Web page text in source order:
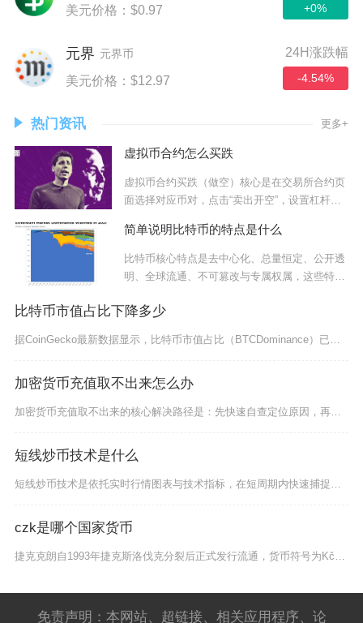
美元价格：$0.97 +0%
元界 元界币
美元价格：$12.97
24H涨跌幅
-4.54%
热门资讯 更多+
虚拟币合约怎么买跌
虚拟币合约买跌（做空）核心是在交易所合约页
面选择对应币对，点击“卖出开空”，设置杠杆与
简单说明比特币的特点是什么
比特币核心特点是去中心化、总量恒定、公开透
明、全球流通、不可篡改与专属权属，这些特性
比特币市值占比下降多少
据CoinGecko最新数据显示，比特币市值占比（BTCDominance）已从2025年
加密货币充值取不出来怎么办
加密货币充值取不出来的核心解决路径是：先快速自查定位原因，再按链上状态、交易所规则、风控合
短线炒币技术是什么
短线炒币技术是依托实时行情图表与技术指标，在短周期内快速捕捉价格波动、通过概率优势赚取差价
czk是哪个国家货币
捷克克朗自1993年捷克斯洛伐克分裂后正式发行流通，货币符号为Kč，ISO代码为CZK，是
免责声明：本网站、超链接、相关应用程序、论